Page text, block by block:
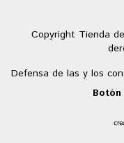
Copyright Tienda
Defensa de las y los